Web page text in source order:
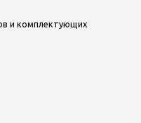
и комплектующих